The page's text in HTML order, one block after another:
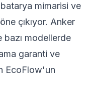
mimarisi ve
çıkıyor. Anker
bazı modellerde
garanti ve
EcoFlow'un